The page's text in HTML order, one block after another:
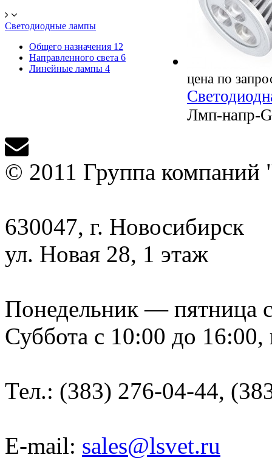
Светодиодные лампы
Общего назначения 12
Направленного света 6
Линейные лампы 4
цена по
Лмп-напр-
© 2011 Группа
630047, г. Новосибирск
ул. Новая 28, 1 этаж
Понедельник — пятница
Суббота с 10:00 до
Тел.: (383) 276-04-44,
E-mail: sales@lsvet.ru